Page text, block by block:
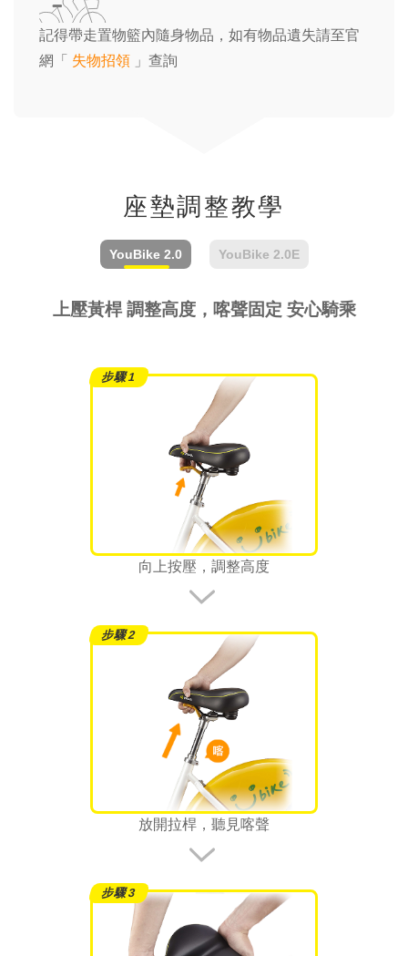
記得帶走置物籃內隨身物品，如有物品遺失請至官
網「 失物招領 」查詢
座墊調整教學
YouBike 2.0 YouBike 2.0E
上壓黃桿 調整高度，喀聲固定 安心騎乘
向上按壓，調整高度
放開拉桿，聽見喀聲